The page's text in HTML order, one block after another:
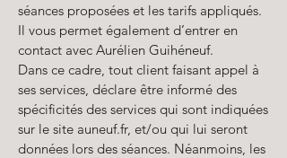
séances proposées et les tarifs appliqués.
Il vous permet également d’entrer en
contact avec Aurélien Guihéneuf.
Dans ce cadre, tout client faisant appel à
ses services, déclare être informé des
spécificités des services qui sont indiquées
sur le site auneuf.fr, et/ou qui lui seront
données lors des séances. Néanmoins, les